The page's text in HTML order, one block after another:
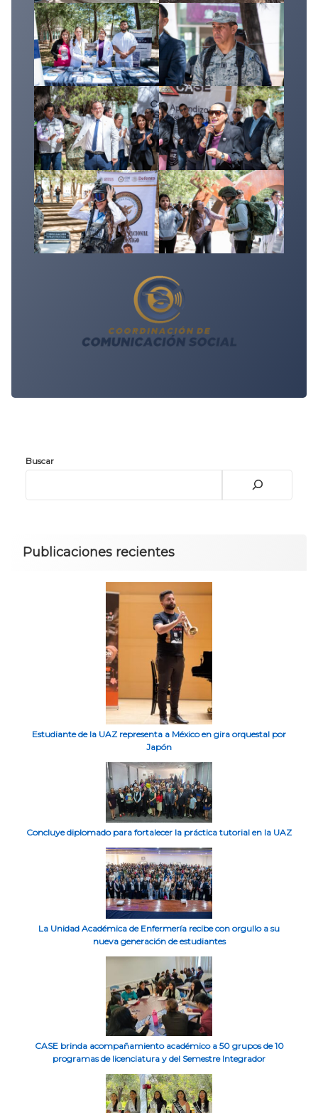
Buscar
Publicaciones recientes
Estudiante de la UAZ representa a México en gira orquestal por
Japón
Concluye diplomado para fortalecer la práctica tutorial en la UAZ
La Unidad Académica de Enfermería recibe con orgullo a su
nueva generación de estudiantes
CASE brinda acompañamiento académico a 50 grupos de 10
programas de licenciatura y del Semestre Integrador